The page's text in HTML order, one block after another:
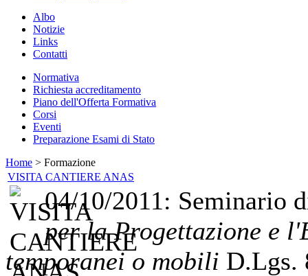
Albo
Notizie
Links
Contatti
Normativa
Richiesta accreditamento
Piano dell'Offerta Formativa
Corsi
Eventi
Preparazione Esami di Stato
Home > Formazione
VISITA CANTIERE ANAS
04/10/2011: Seminario
per la Progettazione e
temporanei o mobili D.Lgs.